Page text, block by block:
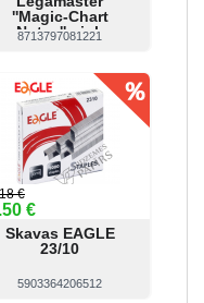
''Magic-Chart
Notes'' pink
8713797081221
€
€
Skavas EAGLE
23/10
5903364206512